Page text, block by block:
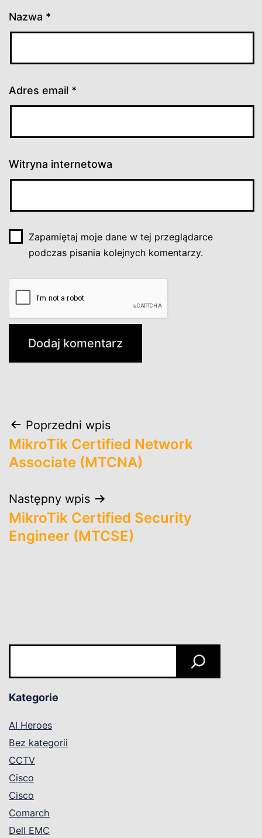
Nazwa *
Adres email *
Witryna internetowa
Zapamiętaj moje dane w tej przeglądarce
podczas pisania kolejnych komentarzy.
Nawigacja
wpisu
Poprzedni wpis
MikroTik Certified Network
Associate (MTCNA)
Następny wpis
MikroTik Certified Security
Engineer (MTCSE)
Kategorie
AI Heroes
Bez kategorii
CCTV
Cisco
Cisco
Comarch
Dell EMC